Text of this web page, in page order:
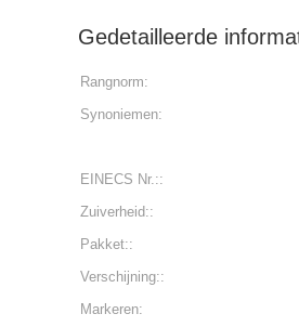
Gedetailleerde
Rangnorm:
Synoniemen:
EINECS Nr.::
Zuiverheid::
Pakket::
Verschijning::
Markeren: